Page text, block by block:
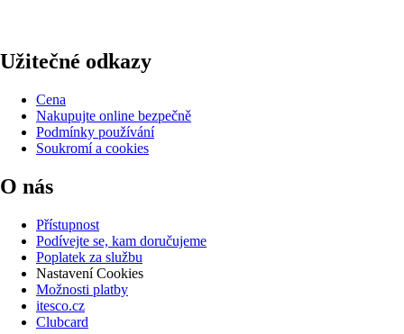
Užitečné odkazy
Cena
Nakupujte online bezpečně
Podmínky používání
Soukromí a cookies
O nás
Přístupnost
Podívejte se, kam doručujeme
Poplatek za službu
Nastavení Cookies
Možnosti platby
itesco.cz
Clubcard